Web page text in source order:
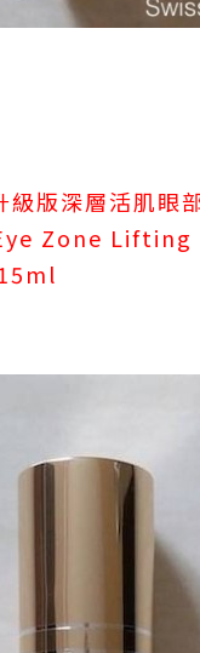
版深層活肌眼
Zone Lifting